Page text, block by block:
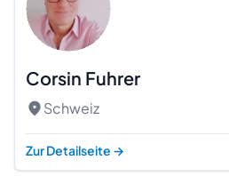
Corsin Fuhrer
Schweiz
Zur Detailseite →